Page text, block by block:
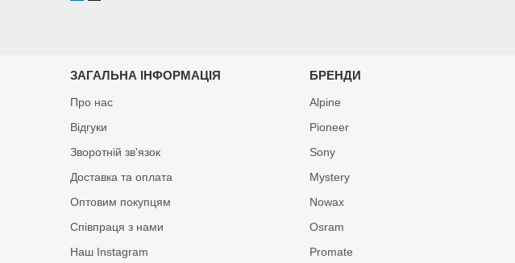
ЗАГАЛЬНА ІНФОРМАЦІЯ
Про нас
Відгуки
Зворотній зв'язок
Доставка та оплата
Оптовим покупцям
Співпраця з нами
Наш Instagram
БРЕНДИ
Alpine
Pioneer
Sony
Mystery
Nowax
Osram
Promate